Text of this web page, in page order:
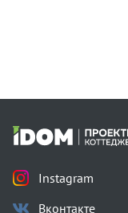
Instagram
Вконтакте